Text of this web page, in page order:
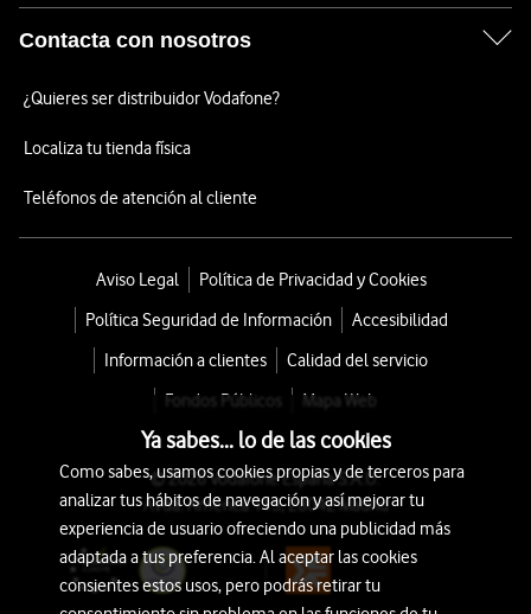
Contacta con nosotros
¿Quieres ser distribuidor Vodafone?
Localiza tu tienda física
Teléfonos de atención al cliente
Aviso Legal
Política de Privacidad y Cookies
Política Seguridad de Información
Accesibilidad
Información a clientes
Calidad del servicio
Fondos Públicos
Mapa Web
© 2026 Vodafone España S.A.U.
Avda. América 115, 28042 Madrid
Ya sabes... lo de las cookies
Como sabes, usamos cookies propias y de terceros para
analizar tus hábitos de navegación y así mejorar tu
experiencia de usuario ofreciendo una publicidad más
adaptada a tus preferencia. Al aceptar las cookies
consientes estos usos, pero podrás retirar tu